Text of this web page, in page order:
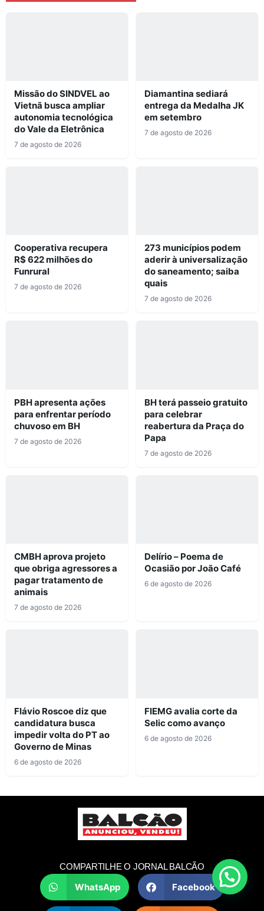
Missão do SINDVEL ao
Vietnã busca ampliar
autonomia tecnológica
do Vale da Eletrônica
7 de agosto de 2026
Diamantina sediará
entrega da Medalha JK
em setembro
7 de agosto de 2026
Cooperativa recupera
R$ 622 milhões do
Funrural
7 de agosto de 2026
273 municípios podem
aderir à universalização
do saneamento; saiba
quais
7 de agosto de 2026
PBH apresenta ações
para enfrentar período
chuvoso em BH
7 de agosto de 2026
BH terá passeio gratuito
para celebrar
reabertura da Praça do
Papa
7 de agosto de 2026
CMBH aprova projeto
que obriga agressores a
pagar tratamento de
animais
7 de agosto de 2026
Delírio – Poema de
Ocasião por João Café
6 de agosto de 2026
Flávio Roscoe diz que
candidatura busca
impedir volta do PT ao
Governo de Minas
6 de agosto de 2026
FIEMG avalia corte da
Selic como avanço
6 de agosto de 2026
COMPARTILHE O JORNAL BALCÃO
WhatsApp Facebook